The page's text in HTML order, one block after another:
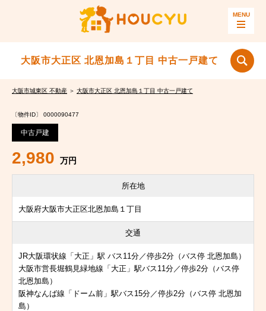
大阪市大正区 北恩加島１丁目 中古一戸建て
大阪市城東区 不動産 ＞ 大阪市大正区 北恩加島１丁目 中古一戸建て
〔物件ID〕 0000090477
中古戸建
2,980 万円
所在地
大阪府大阪市大正区北恩加島１丁目
交通
JR大阪環状線「大正」駅 バス11分／停歩2分（バス停 北恩加島）
大阪市営長堀鶴見緑地線「大正」駅バス11分／停歩2分（バス停
北恩加島）
阪神なんば線「ドーム前」駅バス15分／停歩2分（バス停 北恩加
島）